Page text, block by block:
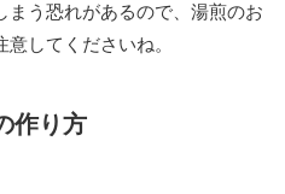
まう恐れがあるので、湯煎のお
してくださいね。
作り方